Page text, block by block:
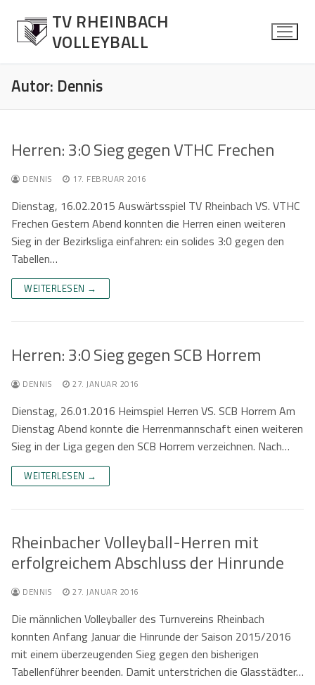
Inhalt
springen
TV RHEINBACH
VOLLEYBALL
Allgemein
Spielberichte
Herren
Über die Mannschaft
Kontaktformular
Damen
Über die Mannschaft
Kontaktformular
Mixed
Über die Mannschaft
Kontaktformular
Jugend
Über die Mannschaft
Senioren Mixed
Mixed
Anfahrt
Impressum
Datenschutzerklärung
Autor: Dennis
Herren: 3:0 Sieg gegen VTHC Frechen
DENNIS 17. FEBRUAR 2016
Dienstag, 16.02.2015 Auswärtsspiel TV Rheinbach VS. VTHC
Frechen Gestern Abend konnten die Herren einen weiteren
Sieg in der Bezirksliga einfahren: ein solides 3:0 gegen den
Tabellen…
WEITERLESEN →
Herren: 3:0 Sieg gegen SCB Horrem
DENNIS 27. JANUAR 2016
Dienstag, 26.01.2016 Heimspiel Herren VS. SCB Horrem Am
Dienstag Abend konnte die Herrenmannschaft einen weiteren
Sieg in der Liga gegen den SCB Horrem verzeichnen. Nach…
WEITERLESEN →
Rheinbacher Volleyball-Herren mit
erfolgreichem Abschluss der Hinrunde
DENNIS 27. JANUAR 2016
Die männlichen Volleyballer des Turnvereins Rheinbach
konnten Anfang Januar die Hinrunde der Saison 2015/2016
mit einem überzeugenden Sieg gegen den bisherigen
Tabellenführer beenden. Damit unterstrichen die Glasstädter…